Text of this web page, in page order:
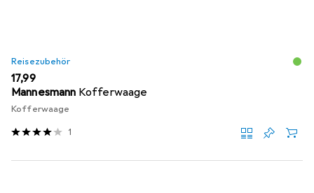
Reisezubehör
EUR
17,99
Mannesmann Kofferwaage
Kofferwaage
1